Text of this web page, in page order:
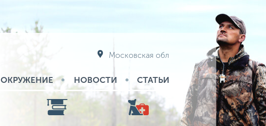
Московская обл
ОКРУЖЕНИЕ НОВОСТИ СТАТЬИ